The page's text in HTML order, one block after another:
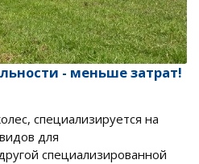
- меньше затрат!
специализируется на
для
специализированной